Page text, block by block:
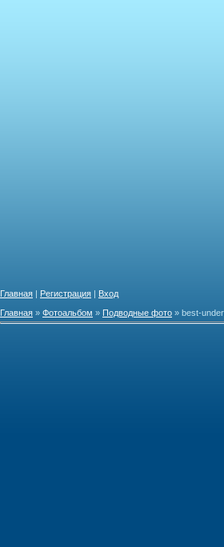
Главная | Регистрация | Вход
Главная » Фотоальбом » Подводные фото » best-